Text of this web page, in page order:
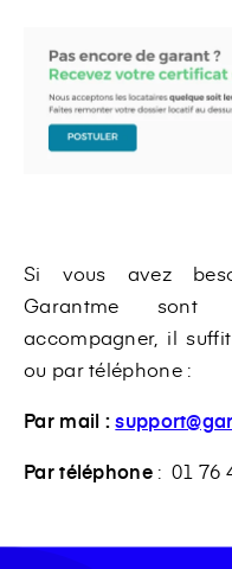
Si vous avez
Garantme sont
accompagner, il
ou par téléphone :
Par mail :
Par téléphone: 01 76